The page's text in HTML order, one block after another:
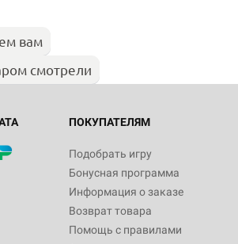
вам
смотрели
ПОКУПАТЕЛЯМ
Подобрать игру
Бонусная программа
Информация о заказе
Возврат товара
Помощь с правилами